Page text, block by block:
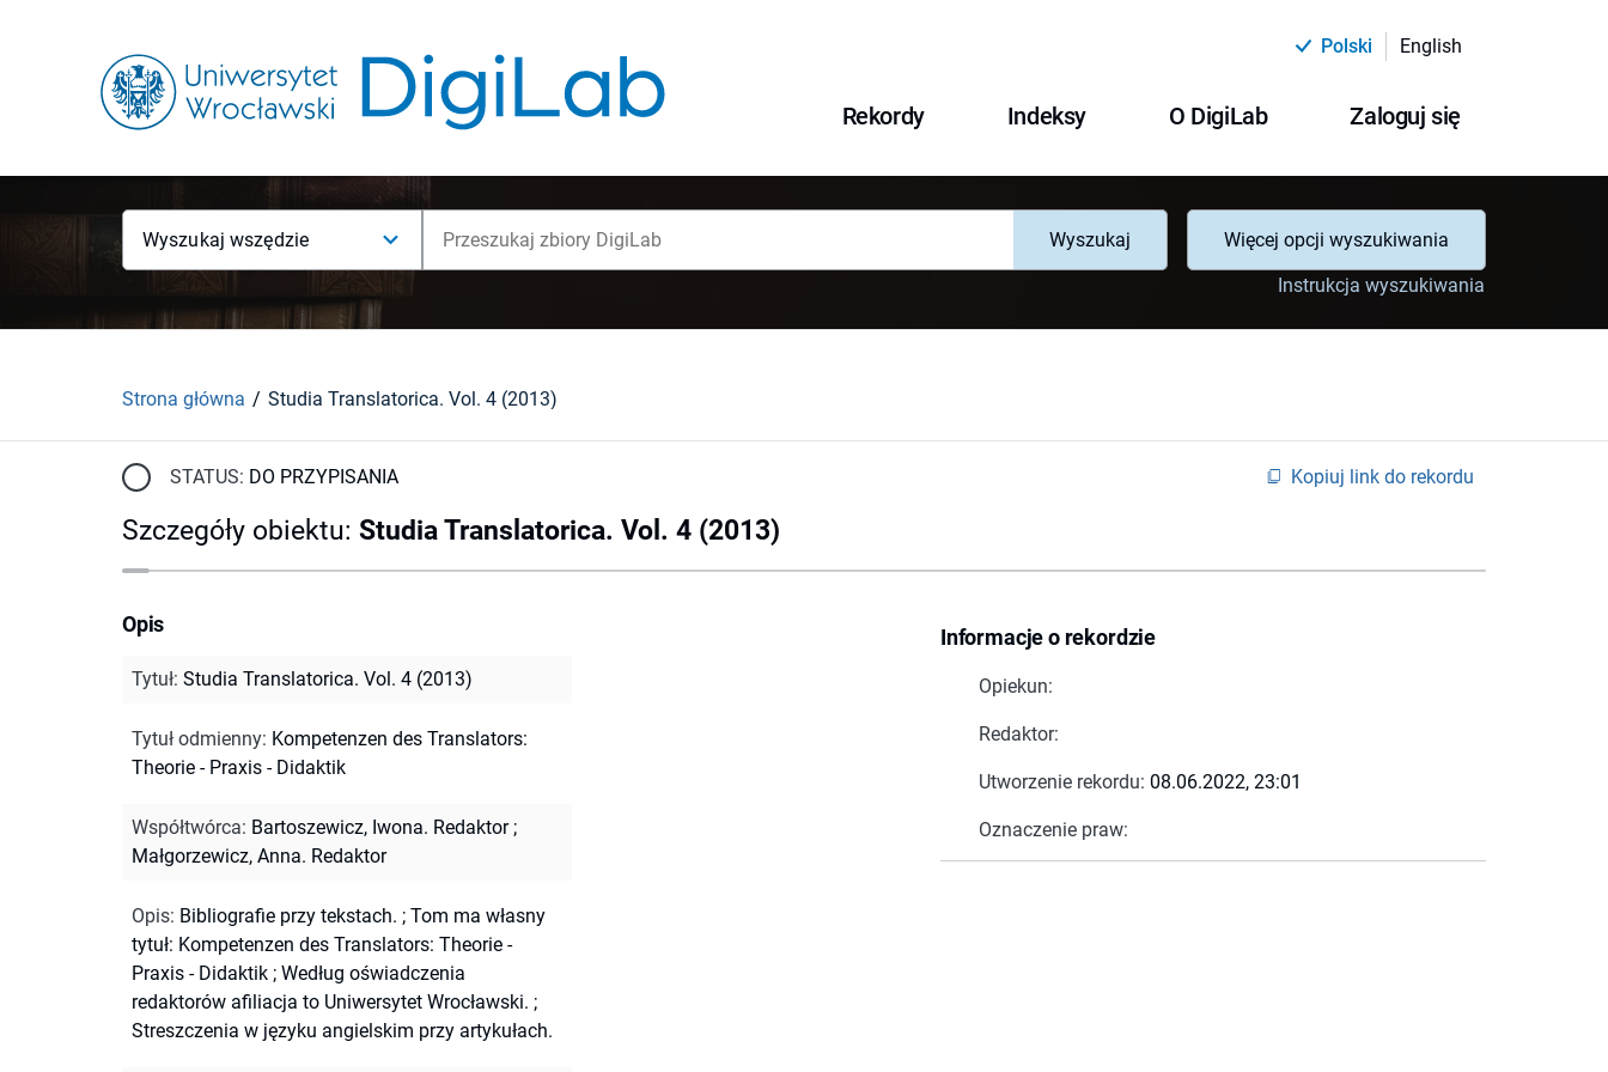
Polski English
Rekordy Indeksy O DigiLab Zaloguj się
Wyszukaj wszędzie Wyszukaj
Więcej opcji wyszukiwania
Instrukcja wyszukiwania
Strona główna Studia Translatorica. Vol. 4 (2013)
STATUS: DO PRZYPISANIA Kopiuj link do rekordu
Szczegóły obiektu: Studia Translatorica. Vol. 4 (2013)
Informacje o rekordzie
Opiekun:
Redaktor:
Utworzenie rekordu: 08.06.2022, 23:01
Oznaczenie praw:
Opis
Tytuł: Studia Translatorica. Vol. 4 (2013)
Tytuł odmienny: Kompetenzen des Translators:
Theorie - Praxis - Didaktik
Współtwórca: Bartoszewicz, Iwona. Redaktor;
Małgorzewicz, Anna. Redaktor
Opis: Bibliografie przy tekstach. ; Tom ma własny
tytuł: Kompetenzen des Translators: Theorie -
Praxis - Didaktik ; Według oświadczenia
redaktorów afiliacja to Uniwersytet Wrocławski. ;
Streszczenia w języku angielskim przy artykułach.